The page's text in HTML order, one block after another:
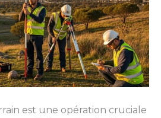
est une opération cruciale